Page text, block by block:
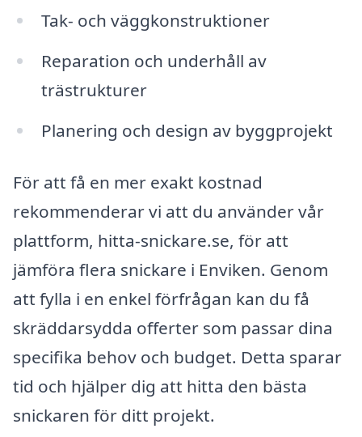
Tak- och väggkonstruktioner
Reparation och underhåll av
trästrukturer
Planering och design av byggprojekt
För att få en mer exakt kostnad
rekommenderar vi att du använder vår
plattform, hitta-snickare.se, för att
jämföra flera snickare i Enviken. Genom
att fylla i en enkel förfrågan kan du få
skräddarsydda offerter som passar dina
specifika behov och budget. Detta sparar
tid och hjälper dig att hitta den bästa
snickaren för ditt projekt.